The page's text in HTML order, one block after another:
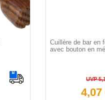
Cuillère de bar en
avec bouton en
UVP
4,07